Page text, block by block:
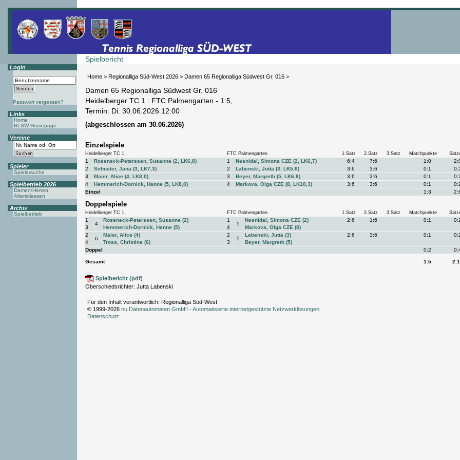
Spielbericht
Home > Regionalliga Süd-West 2026 > Damen 65 Regionalliga Südwest Gr. 016 >
Login
Passwort vergessen?
Links
Home
RLSW-Homepage
Vereine
Spieler
Spielersuche
Spielbetrieb 2026
Damen/Herren
Altersklassen
Archiv
Spielbetrieb
Damen 65 Regionalliga Südwest Gr. 016
Heidelberger TC 1 : FTC Palmengarten - 1:5,
Termin: Di. 30.06.2026 12:00
(abgeschlossen am 30.06.2026)
Einzelspiele
Heidelberger TC 1 FTC Palmengarten 1.Satz 2.Satz 3.Satz Matchpunkte
1 Roseneck-Peterssen, Susanne (2, LK6,8) 1 Nesnidal, Simona CZE (2, LK6,7) 6:4 7:6 1:0
2
Schuster, Jana (3, LK7,3) 2 Labenski, Jutta (3, LK5,6) 3:6 3:6 0:1
3
Maier, Alice (4, LK8,0) 3 Beyer, Margreth (5, LK6,8) 3:6 3:6 0:1
4
Hemmerich-Dornick, Hanne (5, LK8,0) 4 Markova, Olga CZE (8, LK10,3) 3:6 3:6 0:1
Einzel
1:3
Doppelspiele
Heidelberger TC 1 FTC Palmengarten 1.Satz 2.Satz 3.Satz Matchpunkte
1
3
4
Roseneck-Peterssen, Susanne (2)
Hemmerich-Dornick, Hanne (5)
1
4
5
Nesnidal, Simona CZE (2)
Markova, Olga CZE (8)
2:6 1:6 0:1
2
4
6
Maier, Alice (4)
Tross, Christine (6)
2
3
5
Labenski, Jutta (3)
Beyer, Margreth (5)
2:6 3:6 0:1
Doppel 0:2
Gesamt 1:5
Spielbericht (pdf)
Oberschiedsrichter: Jutta Labenski
Für den Inhalt verantwortlich: Regionalliga Süd-West
© 1999-2026 nu Datenautomaten GmbH - Automatisierte internetgestützte Netzwerklösungen
Datenschutz